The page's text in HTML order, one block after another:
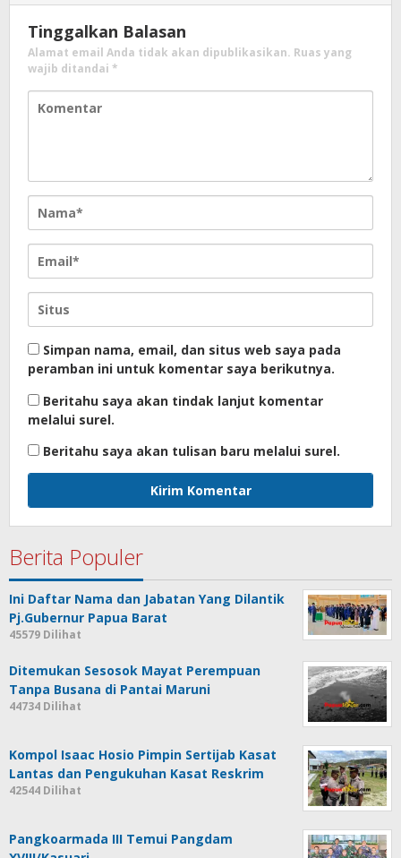
Tinggalkan Balasan
Alamat email Anda tidak akan dipublikasikan. Ruas yang
wajib ditandai *
Simpan nama, email, dan situs web saya pada
peramban ini untuk komentar saya berikutnya.
Beritahu saya akan tindak lanjut komentar
melalui surel.
Beritahu saya akan tulisan baru melalui surel.
Berita Populer
Ini Daftar Nama dan Jabatan Yang Dilantik
Pj.Gubernur Papua Barat
45579 Dilihat
Ditemukan Sesosok Mayat Perempuan
Tanpa Busana di Pantai Maruni
44734 Dilihat
Kompol Isaac Hosio Pimpin Sertijab Kasat
Lantas dan Pengukuhan Kasat Reskrim
42544 Dilihat
Pangkoarmada III Temui Pangdam